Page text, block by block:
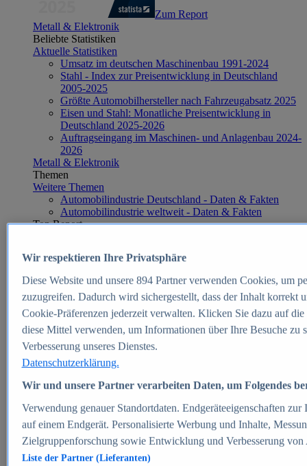
Zum Report
Metall & Elektronik
Beliebte Statistiken
Aktuelle Statistiken
Umsatz im deutschen Maschinenbau 1991-2024
Stahl - Index zur Preisentwicklung in Deutschland
2005-2025
Größte Automobilhersteller nach Fahrzeugabsatz 2025
Eisen und Stahl: Monatliche Preisentwicklung in
Deutschland 2025-2026
Auftragseingang im Maschinen- und Anlagenbau 2024-
2026
Metall & Elektronik
Themen
Weitere Themen
Automobilindustrie Deutschland - Daten & Fakten
Automobilindustrie weltweit - Daten & Fakten
Top Report
Zum Report
E-commerce
Beliebte Statistiken
Aktuelle Statistiken
E-Commerce - Entwicklung des Umsatzes in
Deutschland 1999-2025
Umsatz von Amazon in Deutschland und weltweit
2010-2025
B2C-E-Commerce: Top-50 Online Shops in
Deutschland 2024
Marktanteile von Online-Zahlungsverfahren in
Deutschland 2024
Umsatzstarke Warengruppen im Online-Handel in
Deutschland 2023-2025
Wir respektieren Ihre Privatsphäre
Diese Website und unsere 894Partner verwenden Cookies, um
zuzugreifen. Dadurch wird sichergestellt, dass der Inhalt korrekt
Cookie-Präferenzen jederzeit verwalten. Klicken Sie dazu auf
diese Mittel verwenden, um Informationen über Ihre Besuche
Verbesserung unseres Dienstes.
Datenschutzerklärung.
Wir und unsere Partner verarbeiten Daten, um Folgendes
Verwendung genauer Standortdaten. Endgeräteeigenschaften
auf einem Endgerät. Personalisierte Werbung und Inhalte,
Zielgruppenforschung sowie Entwicklung und Verbesserung von
Liste der Partner (Lieferanten)